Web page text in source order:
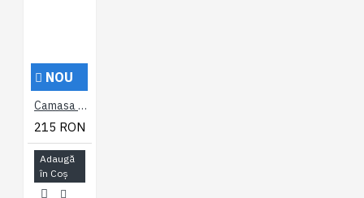
NOU
Camasa cu maneca scurta din bumbac 60% si polyester 40% CLASSIC GINGHAM ALBASTRA - 2XL 3XL 4XL 5XL 6XL 7XL
215 RON
Adaugă
în Coş